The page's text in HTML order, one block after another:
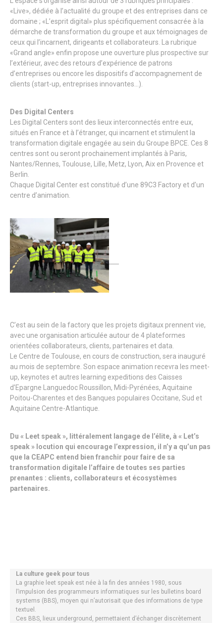
«Live», dédiée à l’actualité du groupe et des entreprises dans ce
domaine ; «L’esprit digital» plus spécifiquement consacrée à la
démarche de transformation du groupe et aux témoignages de
ceux qui l’incarnent, dirigeants et collaborateurs. La rubrique
«Grand angle» enfin propose une ouverture plus prospective sur
l’extérieur, avec des retours d’expérience de patrons
d’entreprises ou encore les dispositifs d’accompagnement de
clients (start-up, entreprises innovantes…).
Des Digital Centers
Les Digital Centers sont des lieux interconnectés entre eux,
situés en France et à l’étranger, qui incarnent et stimulent la
transformation digitale engagée au sein du Groupe BPCE. Ces 8
centres sont ou seront prochainement implantés à Paris,
Nantes/Rennes, Toulouse, Lille, Metz, Lyon, Aix en Provence et
Berlin.
Chaque Digital Center est constitué d’une 89C3 Factory et d’un
centre d’animation.
C’est au sein de la factory que les projets digitaux prennent vie,
avec une organisation articulée autour de 4 plateformes
orientées collaborateurs, clients, partenaires et data.
Le Centre de Toulouse, en cours de construction, sera inauguré
au mois de septembre. Son espace animation recevra les meet-
up, keynotes et autres learning expeditions des Caisses
d’Epargne Languedoc Roussillon, Midi-Pyrénées, Aquitaine
Poitou-Charentes et des Banques populaires Occitane, Sud et
Aquitaine Centre-Atlantique.
Du « Leet speak », littéralement langage de l’élite, à « Let’s
speak » locution qui encourage l’expression, il n’y a qu’un pas
que la CEAPC entend bien franchir pour faire de sa
transformation digitale l’affaire de toutes ses parties
prenantes : clients, collaborateurs et écosystèmes
partenaires.
La culture geek pour tous
La graphie leet speak est née à la fin des années 1980, sous
l’impulsion des programmeurs informatiques sur les bulletins board
systems (BBS), moyen qui n’autorisait que des informations de type
textuel.
Ces BBS, lieux underground, permettaient d’échanger discrètement